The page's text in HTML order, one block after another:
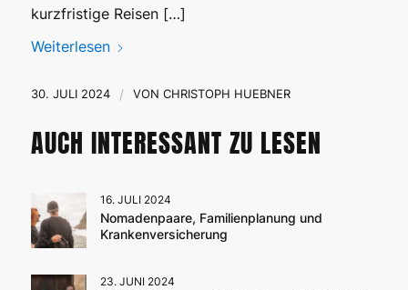
kurzfristige Reisen […]
Weiterlesen
30. JULI 2024 / VON CHRISTOPH HUEBNER
AUCH INTERESSANT ZU LESEN
16. JULI 2024
Nomadenpaare, Familienplanung und
Krankenversicherung
23. JUNI 2024